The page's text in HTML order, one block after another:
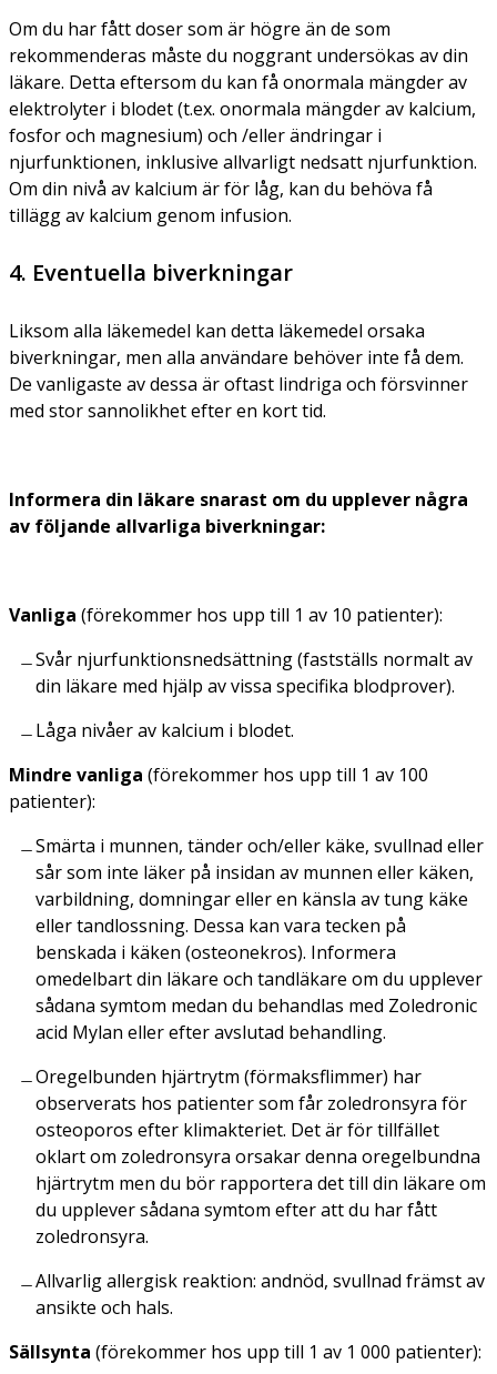
Om du har fått doser som är högre än de som
rekommenderas måste du noggrant undersökas av din
läkare. Detta eftersom du kan få onormala mängder av
elektrolyter i blodet (t.ex. onormala mängder av kalcium,
fosfor och magnesium) och /eller ändringar i
njurfunktionen, inklusive allvarligt nedsatt njurfunktion.
Om din nivå av kalcium är för låg, kan du behöva få
tillägg av kalcium genom infusion.
4. Eventuella biverkningar
Liksom alla läkemedel kan detta läkemedel orsaka
biverkningar, men alla användare behöver inte få dem.
De vanligaste av dessa är oftast lindriga och försvinner
med stor sannolikhet efter en kort tid.
Informera din läkare snarast om du upplever några
av följande allvarliga biverkningar:
Vanliga (förekommer hos upp till 1 av 10 patienter):
Svår njurfunktionsnedsättning (fastställs normalt av
din läkare med hjälp av vissa specifika blodprover).
Låga nivåer av kalcium i blodet.
Mindre vanliga (förekommer hos upp till 1 av 100
patienter):
Smärta i munnen, tänder och/eller käke, svullnad eller
sår som inte läker på insidan av munnen eller käken,
varbildning, domningar eller en känsla av tung käke
eller tandlossning. Dessa kan vara tecken på
benskada i käken (osteonekros). Informera
omedelbart din läkare och tandläkare om du upplever
sådana symtom medan du behandlas med Zoledronic
acid Mylan eller efter avslutad behandling.
Oregelbunden hjärtrytm (förmaksflimmer) har
observerats hos patienter som får zoledronsyra för
osteoporos efter klimakteriet. Det är för tillfället
oklart om zoledronsyra orsakar denna oregelbundna
hjärtrytm men du bör rapportera det till din läkare om
du upplever sådana symtom efter att du har fått
zoledronsyra.
Allvarlig allergisk reaktion: andnöd, svullnad främst av
ansikte och hals.
Sällsynta (förekommer hos upp till 1 av 1 000 patienter):